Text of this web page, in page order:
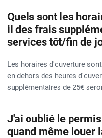
Quels sont les
il des frais
services tôt/fin de
Les horaires d'ouverture
en dehors des heures
supplémentaires de 25€
J'ai oublié le
quand même louer